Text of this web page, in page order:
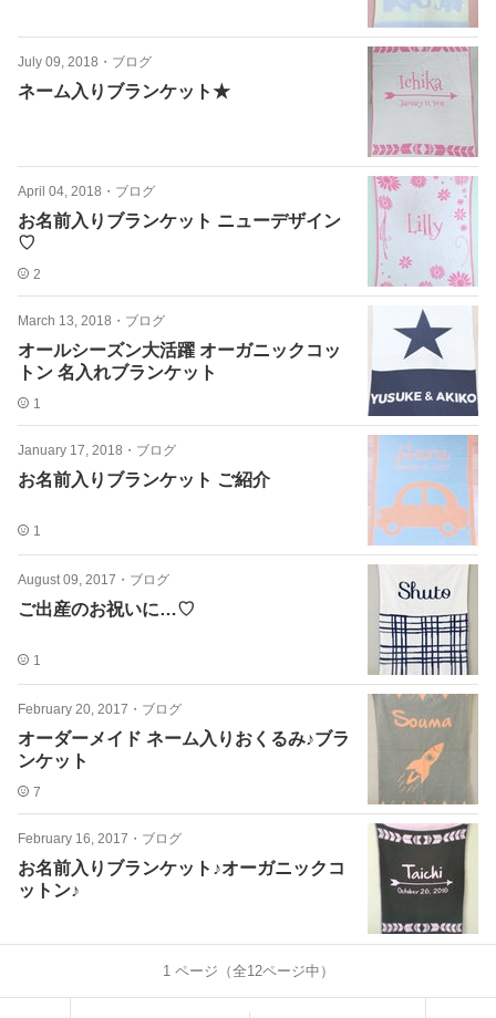
July 09, 2018 ・ ブログ
ネーム入りブランケット★
April 04, 2018 ・ ブログ
お名前入りブランケット ニューデザイン
♡
2
March 13, 2018 ・ ブログ
オールシーズン大活躍 オーガニックコッ
トン 名入れブランケット
1
January 17, 2018 ・ ブログ
お名前入りブランケット ご紹介
1
August 09, 2017 ・ ブログ
ご出産のお祝いに…♡
1
February 20, 2017 ・ ブログ
オーダーメイド ネーム入りおくるみ♪ブラ
ンケット
7
February 16, 2017 ・ ブログ
お名前入りブランケット♪オーガニックコ
ットン♪
1ページ（全12ページ中）